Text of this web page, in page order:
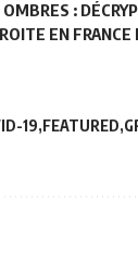
OMBRES :
EN FRANCE
19 FEATURED